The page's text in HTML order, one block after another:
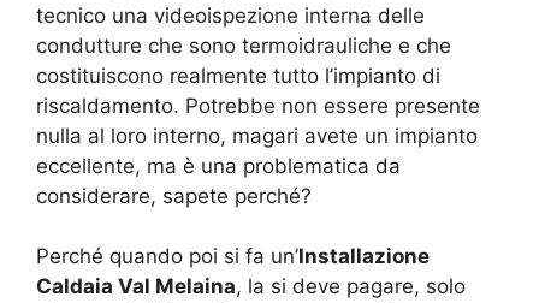
tecnico una videoispezione interna delle
condutture che sono termoidrauliche e che
costituiscono realmente tutto l’impianto di
riscaldamento. Potrebbe non essere presente
nulla al loro interno, magari avete un impianto
eccellente, ma è una problematica da
considerare, sapete perché?
Perché quando poi si fa un’Installazione
Caldaia Val Melaina, la si deve pagare, solo